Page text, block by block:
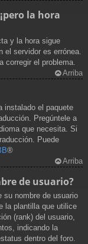
la hora
y la hora sigue
el servidor es errónea.
corregir el problema.
Arriba
instalado el paquete
Pregúntele a
que necesita. Si
Puede
®
Arriba
de usuario?
su nombre de usuario
la plantilla que utilice
(rank) del usuario,
indicando la
dentro del foro.